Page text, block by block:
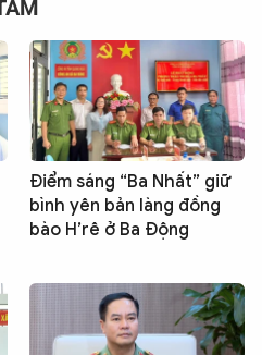
Điểm sáng “Ba Nhất” giữ
bình yên bản làng đồng
bào H’rê ở Ba Động